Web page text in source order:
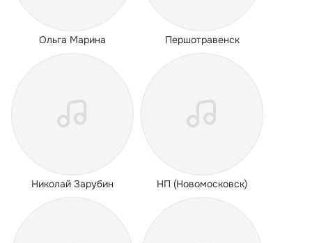
Ольга Марина Першотравенск
Николай Зарубин НП (Новомосковск)